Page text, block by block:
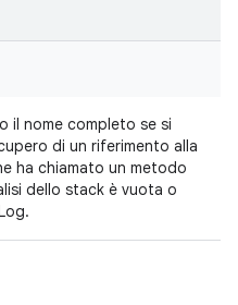
il nome completo se si
di un riferimento alla
ha chiamato un metodo
dello stack è vuota o